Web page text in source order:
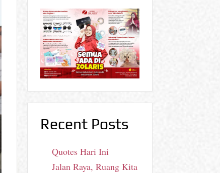
Recent Posts
Quotes Hari Ini
Jalan Raya, Ruang Kita